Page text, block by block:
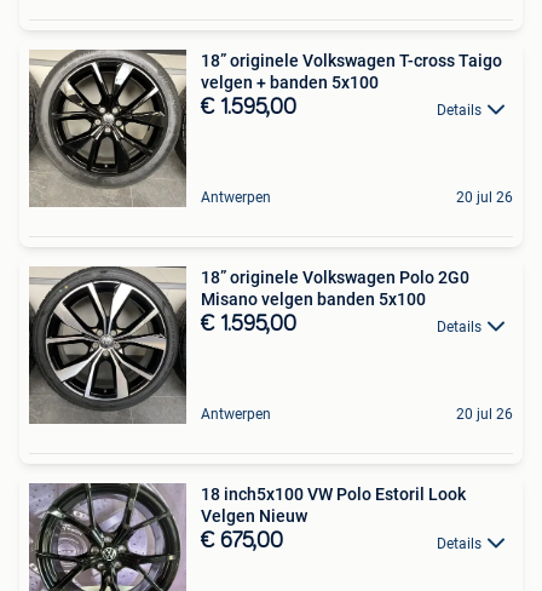
18” originele Volkswagen T-cross Taigo
velgen + banden 5x100
€ 1.595,00 Details
Antwerpen 20 jul 26
18” originele Volkswagen Polo 2G0
Misano velgen banden 5x100
€ 1.595,00 Details
Antwerpen 20 jul 26
18 inch5x100 VW Polo Estoril Look
Velgen Nieuw
€ 675,00 Details